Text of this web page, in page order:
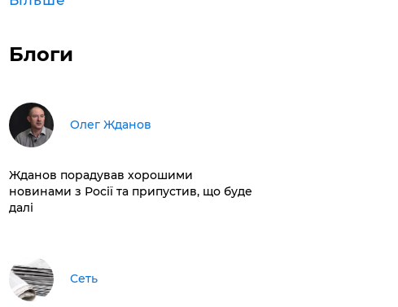
Блоги
Олег Жданов
Жданов порадував хорошими
новинами з Росії та припустив, що буде
далі
Сеть